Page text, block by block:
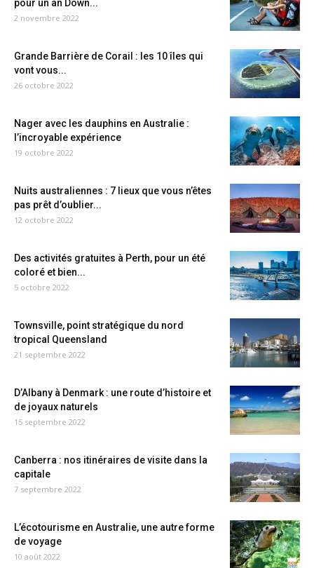
pour un an Down...
2 novembre 2022
Grande Barrière de Corail : les 10 îles qui
vont vous...
26 octobre 2022
Nager avec les dauphins en Australie :
l’incroyable expérience
19 octobre 2022
Nuits australiennes : 7 lieux que vous n’êtes
pas prêt d’oublier...
12 octobre 2022
Des activités gratuites à Perth, pour un été
coloré et bien...
5 octobre 2022
Townsville, point stratégique du nord
tropical Queensland
21 septembre 2022
D’Albany à Denmark : une route d’histoire et
de joyaux naturels
15 septembre 2022
Canberra : nos itinéraires de visite dans la
capitale
7 septembre 2022
L’écotourisme en Australie, une autre forme
de voyage
10 août 2022